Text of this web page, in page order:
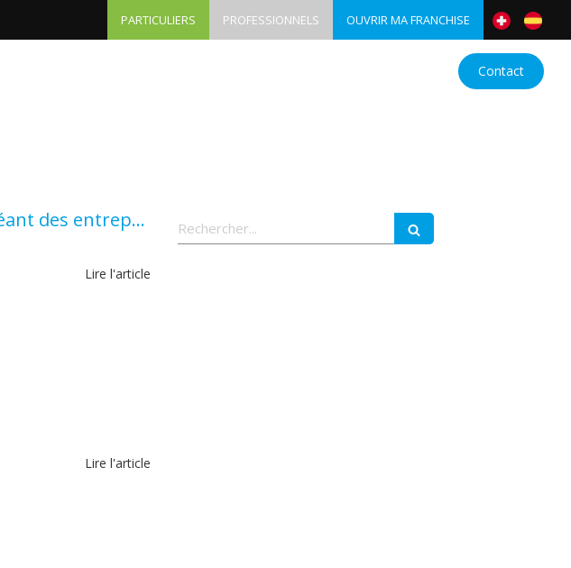
OUVRIR MA FRANCHISE
PROFESSIONNELS
PARTICULIERS
Contact
CosmétiCar célèbre la France en créant des entreprises locales et écoresponsables en France !
Lire l'article
Lire l'article
Rechercher